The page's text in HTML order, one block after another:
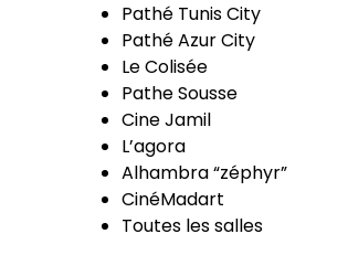
Pathé Tunis City
Pathé Azur City
Le Colisée
Pathe Sousse
Cine Jamil
L’agora
Alhambra “zéphyr”
CinéMadart
Toutes les salles